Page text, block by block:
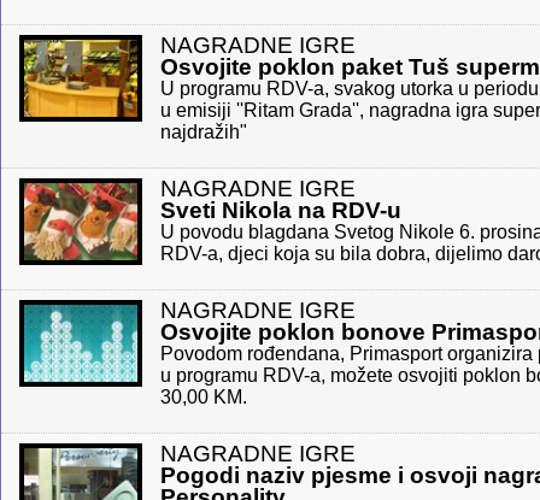
NAGRADNE IGRE
Osvojite poklon paket Tuš
U programu RDV-a, svakog utorka u
u emisiji ''Ritam Grada'', nagradna igra
najdražih"
NAGRADNE IGRE
Sveti Nikola na RDV-u
U povodu blagdana Svetog Nikole 6.
RDV-a, djeci koja su bila dobra, dijelimo
NAGRADNE IGRE
Osvojite poklon bonove
Povodom rođendana, Primasport
u programu RDV-a, možete osvojiti poklon
30,00 KM.
NAGRADNE IGRE
Pogodi naziv pjesme i osvoji